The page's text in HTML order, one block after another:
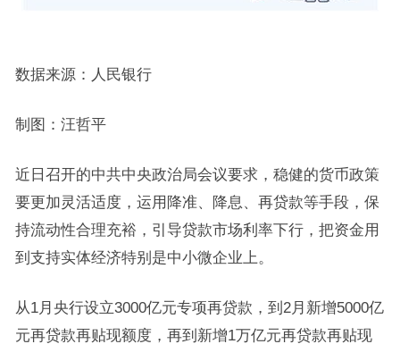
数据来源：人民银行
制图：汪哲平
近日召开的中共中央政治局会议要求，稳健的货币政策
要更加灵活适度，运用降准、降息、再贷款等手段，保
持流动性合理充裕，引导贷款市场利率下行，把资金用
到支持实体经济特别是中小微企业上。
从1月央行设立3000亿元专项再贷款，到2月新增5000亿
元再贷款再贴现额度，再到新增1万亿元再贷款再贴现